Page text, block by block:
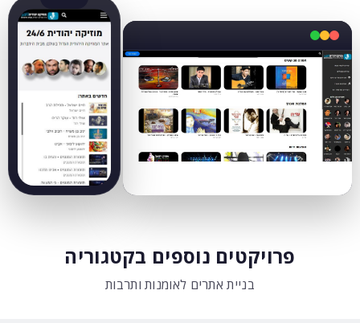
פרויקטים נוספים בקטגוריה
בניית אתרים לאומנות ותרבות